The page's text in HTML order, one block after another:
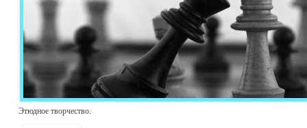
Этюдное творчество.